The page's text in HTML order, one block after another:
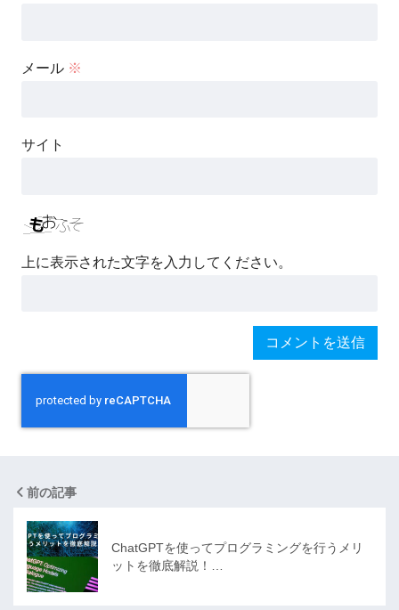
メール ※
サイト
上に表示された文字を入力してください。
前の記事
ChatGPTを使ってプログラミングを行うメリ
ットを徹底解説！…